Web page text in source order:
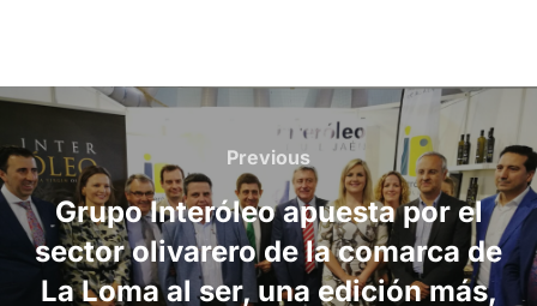
Post
navigation
Previous
Previous
Grupo Interóleo apuesta por el
sector olivarero de la comarca de
La Loma al ser, una edición más,